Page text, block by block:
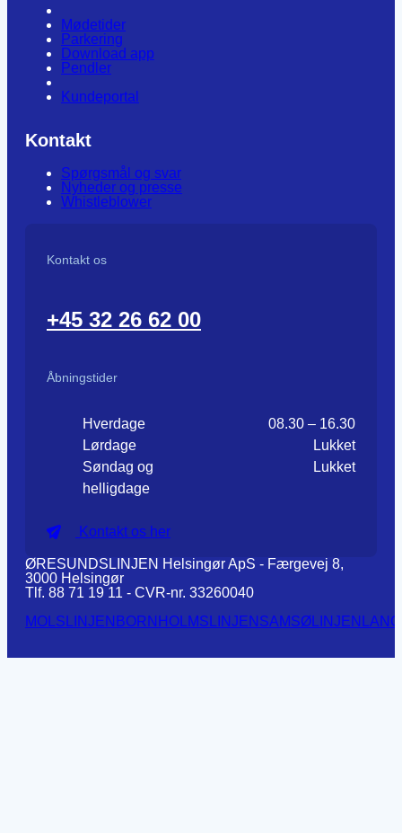
Mødetider
Parkering
Download app
Pendler
Kundeportal
Kontakt
Spørgsmål og svar
Nyheder og presse
Whistleblower
Kontakt os
+45 32 26 62 00
Åbningstider
Hverdage
08.30 – 16.30
Lørdage
Lukket
Søndag og
helligdage
Lukket
Kontakt os her
ØRESUNDSLINJEN Helsingør ApS - Færgevej 8,
3000 Helsingør
Tlf. 88 71 19 11 - CVR-nr. 33260040
MOLSLINJEN BORNHOLMSLINJEN SAMSØLINJEN